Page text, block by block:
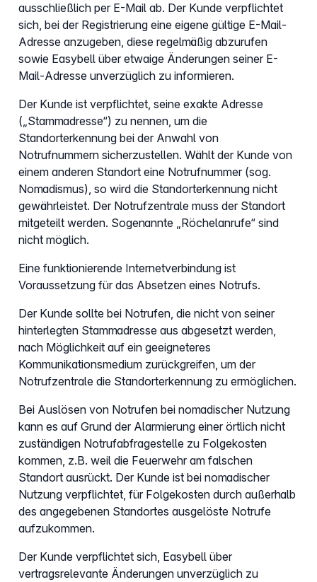
ausschließlich per E-Mail ab. Der Kunde verpflichtet
sich, bei der Registrierung eine eigene gültige E-Mail-
Adresse anzugeben, diese regelmäßig abzurufen
sowie Easybell über etwaige Änderungen seiner E-
Mail-Adresse unverzüglich zu informieren.
Der Kunde ist verpflichtet, seine exakte Adresse
(„Stammadresse“) zu nennen, um die
Standorterkennung bei der Anwahl von
Notrufnummern sicherzustellen. Wählt der Kunde von
einem anderen Standort eine Notrufnummer (sog.
Nomadismus), so wird die Standorterkennung nicht
gewährleistet. Der Notrufzentrale muss der Standort
mitgeteilt werden. Sogenannte „Röchelanrufe“ sind
nicht möglich.
Eine funktionierende Internetverbindung ist
Voraussetzung für das Absetzen eines Notrufs.
Der Kunde sollte bei Notrufen, die nicht von seiner
hinterlegten Stammadresse aus abgesetzt werden,
nach Möglichkeit auf ein geeigneteres
Kommunikationsmedium zurückgreifen, um der
Notrufzentrale die Standorterkennung zu ermöglichen.
Bei Auslösen von Notrufen bei nomadischer Nutzung
kann es auf Grund der Alarmierung einer örtlich nicht
zuständigen Notrufabfragestelle zu Folgekosten
kommen, z.B. weil die Feuerwehr am falschen
Standort ausrückt. Der Kunde ist bei nomadischer
Nutzung verpflichtet, für Folgekosten durch außerhalb
des angegebenen Standortes ausgelöste Notrufe
aufzukommen.
Der Kunde verpflichtet sich, Easybell über
vertragsrelevante Änderungen unverzüglich zu